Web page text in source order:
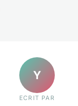
Y
ECRIT PAR